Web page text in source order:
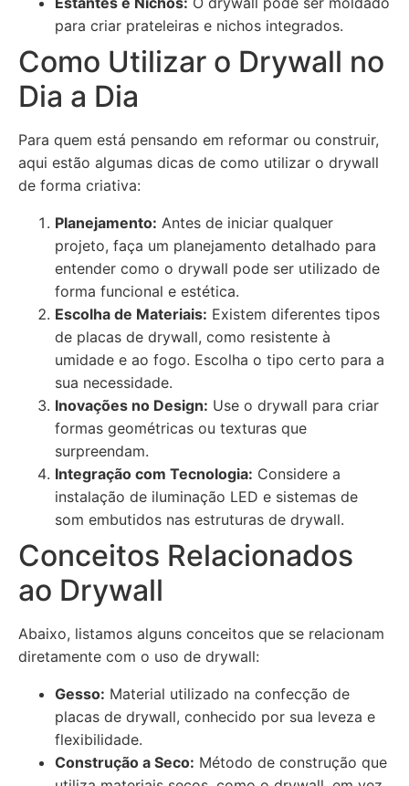
para criar prateleiras e nichos integrados.
Como Utilizar o Drywall no
Dia a Dia
Para quem está pensando em reformar ou construir,
aqui estão algumas dicas de como utilizar o drywall
de forma criativa:
Planejamento: Antes de iniciar qualquer
projeto, faça um planejamento detalhado para
entender como o drywall pode ser utilizado de
forma funcional e estética.
Escolha de Materiais: Existem diferentes tipos
de placas de drywall, como resistente à
umidade e ao fogo. Escolha o tipo certo para a
sua necessidade.
Inovações no Design: Use o drywall para criar
formas geométricas ou texturas que
surpreendam.
Integração com Tecnologia: Considere a
instalação de iluminação LED e sistemas de
som embutidos nas estruturas de drywall.
Conceitos Relacionados
ao Drywall
Abaixo, listamos alguns conceitos que se relacionam
diretamente com o uso de drywall:
Gesso: Material utilizado na confecção de
placas de drywall, conhecido por sua leveza e
flexibilidade.
Construção a Seco: Método de construção que